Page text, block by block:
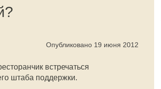
Опубликовано 19 июня 2012
встречаться
штаба поддержки.